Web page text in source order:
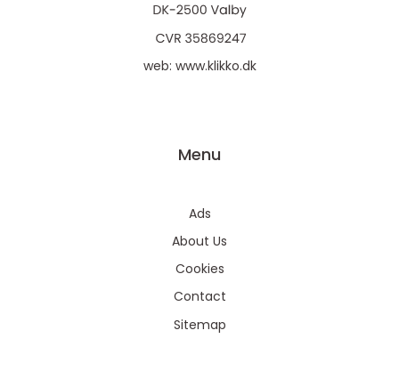
web: www.klikko.dk
Menu
Ads
About Us
Cookies
Contact
Sitemap